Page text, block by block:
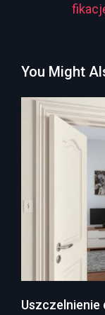
You Might
Uszczelnienie